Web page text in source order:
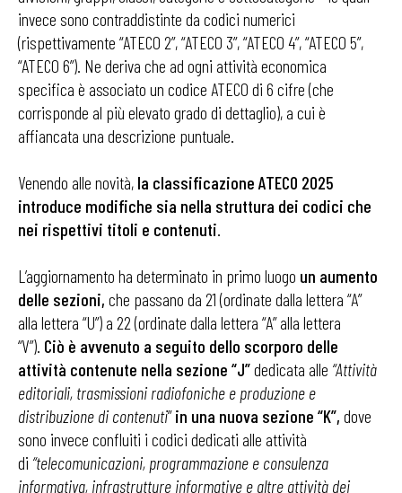
invece sono contraddistinte da codici numerici
(rispettivamente “ATECO 2”, “ATECO 3”, “ATECO 4”, “ATECO 5”,
“ATECO 6”). Ne deriva che ad ogni attività economica
specifica è associato un codice ATECO di 6 cifre (che
corrisponde al più elevato grado di dettaglio), a cui è
affiancata una descrizione puntuale.
Venendo alle novità, la classificazione ATECO 2025
introduce modifiche sia nella struttura dei codici che
nei rispettivi titoli e contenuti.
L’aggiornamento ha determinato in primo luogo un aumento
delle sezioni, che passano da 21 (ordinate dalla lettera “A”
alla lettera “U”) a 22 (ordinate dalla lettera “A” alla lettera
“V”). Ciò è avvenuto a seguito dello scorporo delle
attività contenute nella sezione “J”dedicata alle “Attività
editoriali, trasmissioni radiofoniche e produzione e
distribuzione di contenuti”in una nuova sezione “K”, dove
sono invece confluiti i codici dedicati alle attività
di “telecomunicazioni, programmazione e consulenza
informativa, infrastrutture informative e altre attività dei